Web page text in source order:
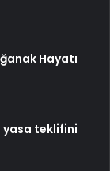
Hayatı
yasa teklifini